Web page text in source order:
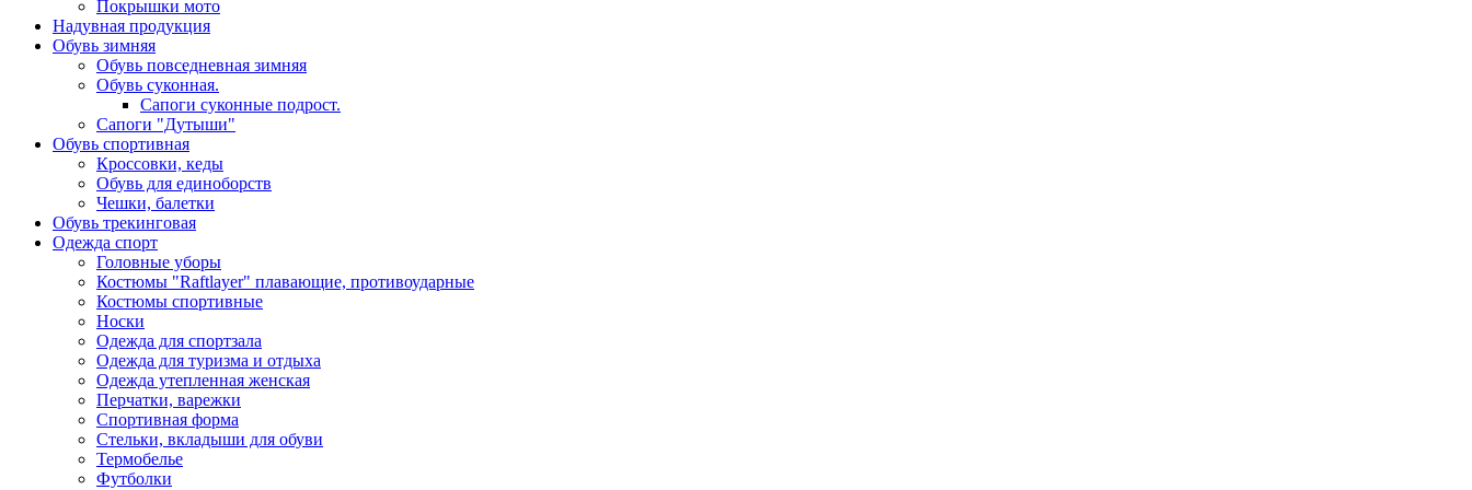
Покрышки мото
Надувная продукция
Обувь зимняя
Обувь повседневная зимняя
Обувь суконная.
Сапоги суконные подрост.
Сапоги "Дутыши"
Обувь спортивная
Кроссовки, кеды
Обувь для единоборств
Чешки, балетки
Обувь трекинговая
Одежда спорт
Головные уборы
Костюмы "Raftlayer" плавающие, противоударные
Костюмы спортивные
Носки
Одежда для спортзала
Одежда для туризма и отдыха
Одежда утепленная женская
Перчатки, варежки
Спортивная форма
Стельки, вкладыши для обуви
Термобелье
Футболки